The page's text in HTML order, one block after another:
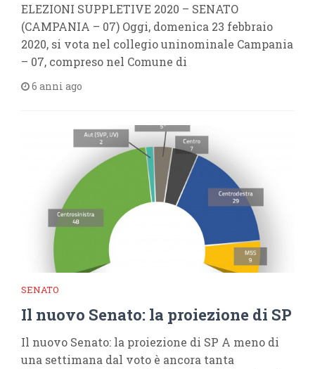
ELEZIONI SUPPLETIVE 2020 – SENATO
(CAMPANIA – 07) Oggi, domenica 23 febbraio
2020, si vota nel collegio uninominale Campania
– 07, compreso nel Comune di
6 anni ago
SENATO
Il nuovo Senato: la proiezione di SP
Il nuovo Senato: la proiezione di SP A meno di
una settimana dal voto è ancora tanta